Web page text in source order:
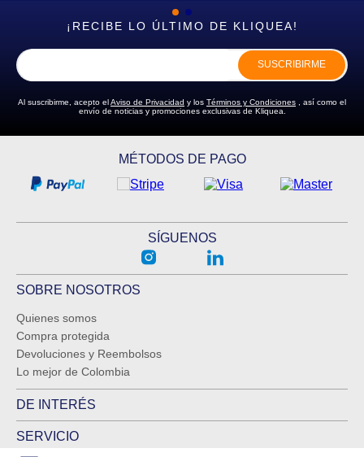
¡RECIBE LO ÚLTIMO DE KLIQUEA!
SUSCRIBIRME
Al suscribirme, acepto elAviso de Privacidad y los Términos y Condiciones , así como el
envío de noticias y promociones exclusivas de Kliquea.
MÉTODOS DE PAGO
SÍGUENOS
SOBRE NOSOTROS
Quienes somos
Compra protegida
Devoluciones y Reembolsos
Lo mejor de Colombia
DE INTERÉS
SERVICIO